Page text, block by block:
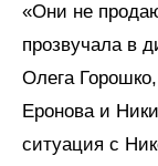
«Они не
прозвучала в
Олега
Еронова и
ситуация с